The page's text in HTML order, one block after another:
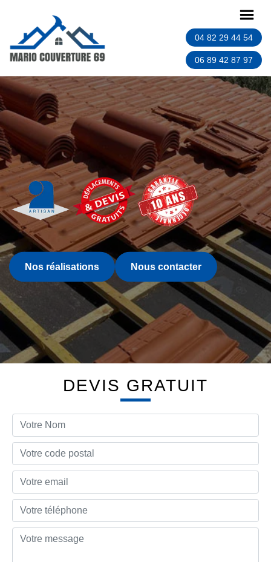
04 82 29 44 54
06 89 42 87 97
Nos réalisations Nous contacter
DEVIS GRATUIT